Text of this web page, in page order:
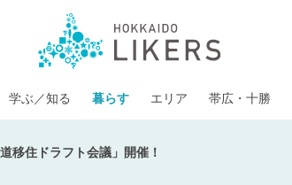
学ぶ／知る 暮らす エリア 帯広・十勝
移住ドラフト会議」開催！